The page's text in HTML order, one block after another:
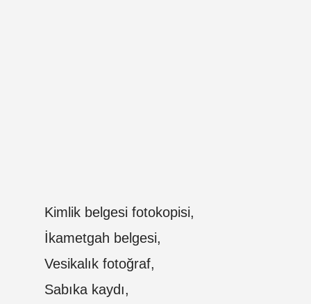
Kimlik belgesi fotokopisi,
İkametgah belgesi,
Vesikalık fotoğraf,
Sabıka kaydı,